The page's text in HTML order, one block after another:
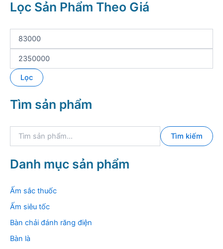
Lọc Sản Phẩm Theo Giá
ố
i
h
á
t
i
Lọc
Tìm sản phẩm
k
i
m
Tìm kiếm
Danh mục sản phẩm
Ấm sắc thuốc
Ấm siêu tốc
Bàn chải đánh răng điện
Bàn là